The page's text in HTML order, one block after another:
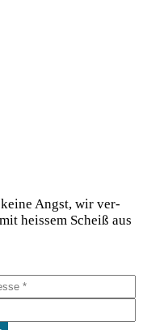
Angst, wir ver­
heis­sem Scheiß aus